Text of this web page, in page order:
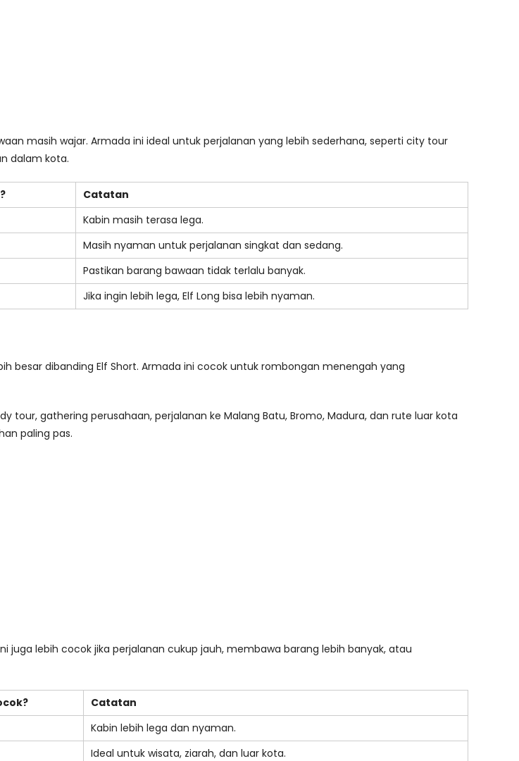
masih wajar. Armada ini ideal untuk perjalanan yang lebih sederhana, seperti city tour
dalam kota.
Catatan
Kabin masih terasa lega.
Masih nyaman untuk perjalanan singkat dan sedang.
Pastikan barang bawaan tidak terlalu banyak.
Jika ingin lebih lega, Elf Long bisa lebih nyaman.
besar dibanding Elf Short. Armada ini cocok untuk rombongan menengah yang
tour, gathering perusahaan, perjalanan ke Malang Batu, Bromo, Madura, dan rute luar kota
paling pas.
juga lebih cocok jika perjalanan cukup jauh, membawa barang lebih banyak, atau
Catatan
Kabin lebih lega dan nyaman.
Ideal untuk wisata, ziarah, dan luar kota.